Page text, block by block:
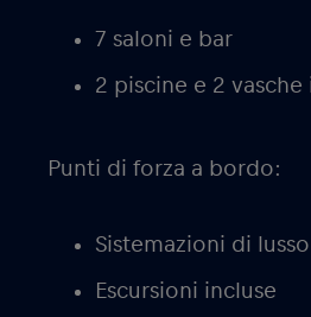
7 saloni e bar
2 piscine e 2
Punti di forza a bordo:
Sistemazioni di lusso
Escursioni incluse